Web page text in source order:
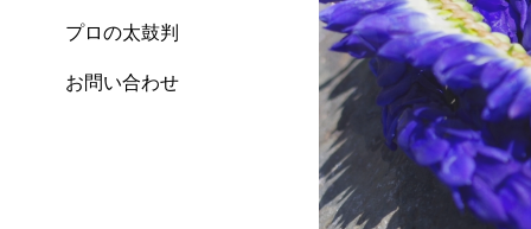
プロの太鼓判
お問い合わせ